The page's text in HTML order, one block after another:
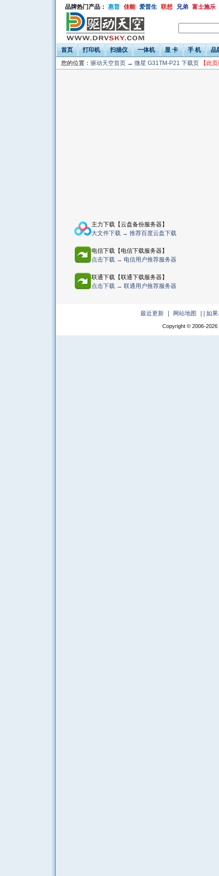
品牌热门产品： 惠普 佳能 爱普生 联想 兄弟 富士施乐
首页 打印机 扫描仪 一体机 显 卡 手 机
品
您的位置： 驱动天空首页 → 微星 G31TM-P21 下载页 【此
主力下载【云盘备份服务器】
大文件下载 → 推荐百度云盘下载
电信下载【电信下载服务器】
点击下载 → 电信用户推荐服务器
联通下载【联通下载服务器】
点击下载 → 联通用户推荐服务器
最近更新 网站地图 | 如
Copyright © 2006-2026